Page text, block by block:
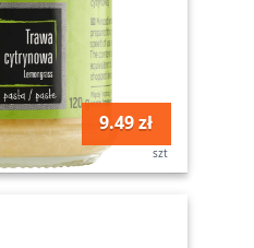
9.49 zł
szt